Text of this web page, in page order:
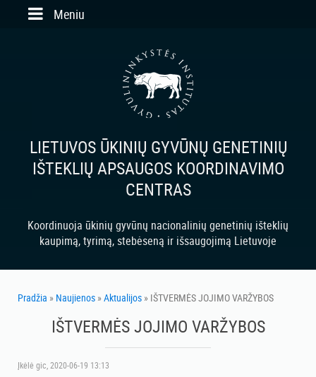
Skip to main content
Meniu
LIETUVOS ŪKINIŲ GYVŪNŲ GENETINIŲ
IŠTEKLIŲ APSAUGOS KOORDINAVIMO
CENTRAS
Koordinuoja ūkinių gyvūnų nacionalinių genetinių išteklių
kaupimą, tyrimą, stebėseną ir išsaugojimą Lietuvoje
Pradžia » Naujienos »Aktualijos » IŠTVERMĖS JOJIMO VARŽYBOS
IŠTVERMĖS JOJIMO VARŽYBOS
Įkėlė gic, 2020-06-19 13:13